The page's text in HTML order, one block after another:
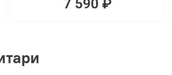
7 590 ₽